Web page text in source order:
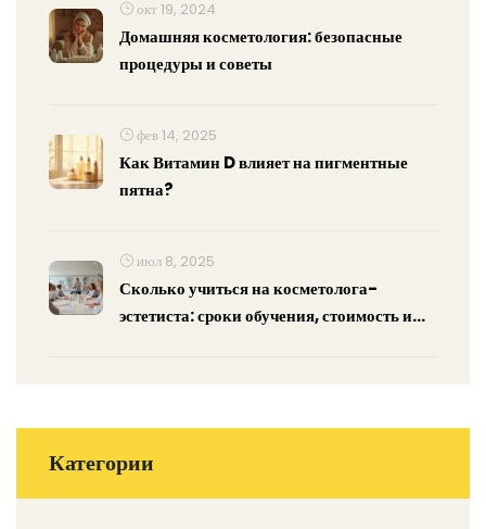
окт 19, 2024
Домашняя косметология: безопасные
процедуры и советы
фев 14, 2025
Как Витамин D влияет на пигментные
пятна?
июл 8, 2025
Сколько учиться на косметолога-
эстетиста: сроки обучения, стоимость и
Категории